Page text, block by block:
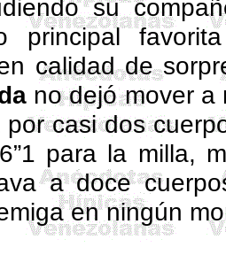
su
principal
calidad de
no dejó mover a
casi dos
para la milla,
a doce
en ningún